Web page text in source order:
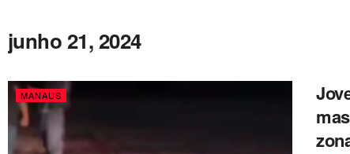
junho 21, 2024
MANAUS